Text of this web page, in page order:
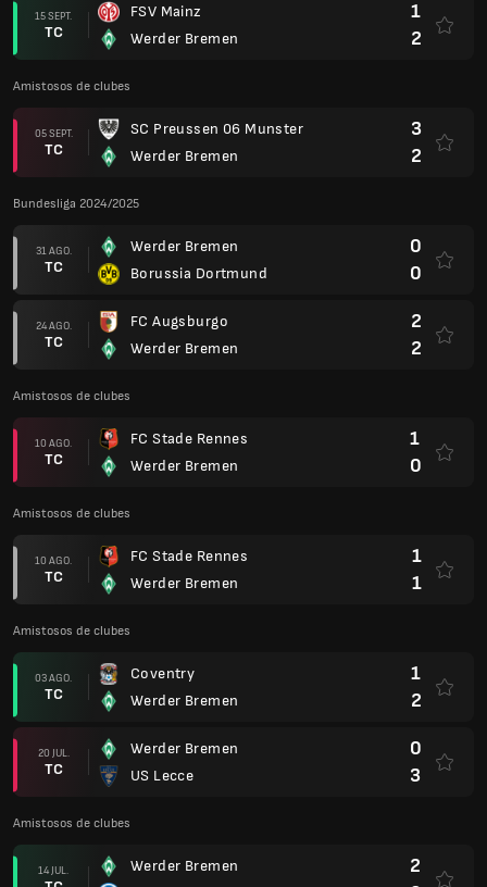
15 SEPT.
TC
FSV Mainz
Werder Bremen
1
2
Amistosos de clubes
05 SEPT.
TC
SC Preussen 06 Munster
Werder Bremen
3
2
Bundesliga 2024/2025
31 AGO.
TC
Werder Bremen
Borussia Dortmund
0
0
24 AGO.
TC
FC Augsburgo
Werder Bremen
2
2
Amistosos de clubes
10 AGO.
TC
FC Stade Rennes
Werder Bremen
1
0
Amistosos de clubes
10 AGO.
TC
FC Stade Rennes
Werder Bremen
1
1
Amistosos de clubes
03 AGO.
TC
Coventry
Werder Bremen
1
2
20 JUL.
TC
Werder Bremen
US Lecce
0
3
Amistosos de clubes
14 JUL.
Werder Bremen
2